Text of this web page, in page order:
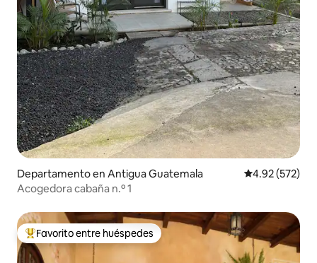
Departamento en Antigua Guatemala Calificación
4.92 (572)
Acogedora cabaña n.º 1
De los mejores en Favorito entre huéspedes
Favorito entre huéspedes